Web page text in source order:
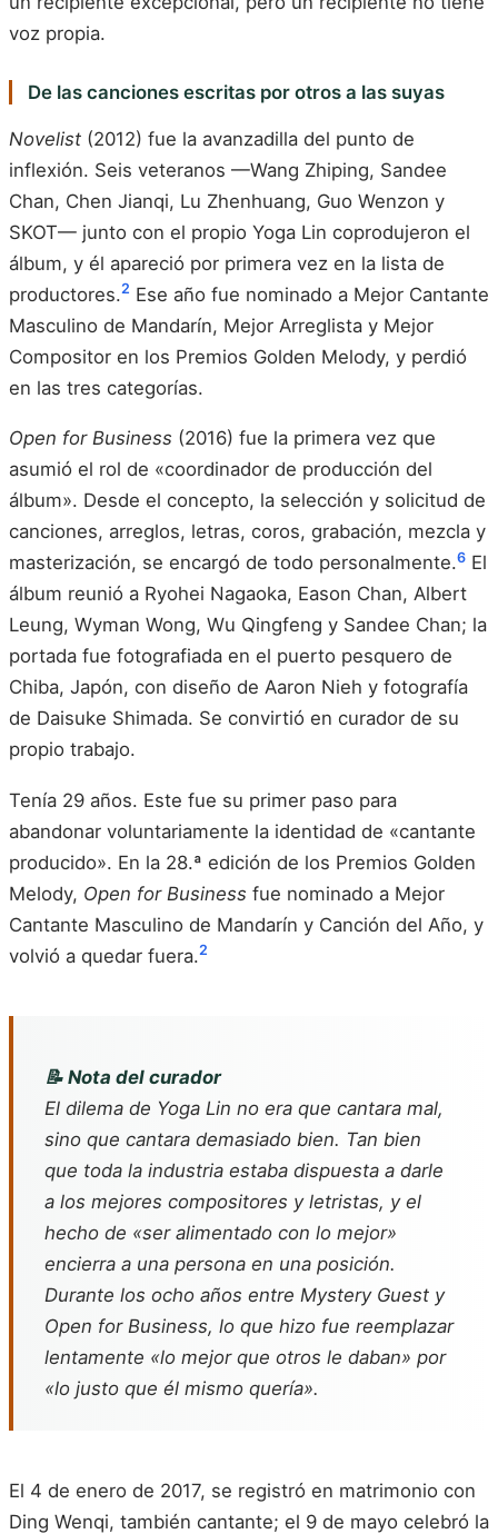
voz propia.
De las canciones escritas por otros a las suyas
Novelist (2012) fue la avanzadilla del punto de
inflexión. Seis veteranos —Wang Zhiping, Sandee
Chan, Chen Jianqi, Lu Zhenhuang, Guo Wenzon y
SKOT— junto con el propio Yoga Lin coprodujeron el
álbum, y él apareció por primera vez en la lista de
productores.2 Ese año fue nominado a Mejor Cantante
Masculino de Mandarín, Mejor Arreglista y Mejor
Compositor en los Premios Golden Melody, y perdió
en las tres categorías.
Open for Business (2016) fue la primera vez que
asumió el rol de «coordinador de producción del
álbum». Desde el concepto, la selección y solicitud de
canciones, arreglos, letras, coros, grabación, mezcla y
masterización, se encargó de todo personalmente.6 El
álbum reunió a Ryohei Nagaoka, Eason Chan, Albert
Leung, Wyman Wong, Wu Qingfeng y Sandee Chan; la
portada fue fotografiada en el puerto pesquero de
Chiba, Japón, con diseño de Aaron Nieh y fotografía
de Daisuke Shimada. Se convirtió en curador de su
propio trabajo.
Tenía 29 años. Este fue su primer paso para
abandonar voluntariamente la identidad de «cantante
producido». En la 28.ª edición de los Premios Golden
Melody, Open for Business fue nominado a Mejor
Cantante Masculino de Mandarín y Canción del Año, y
volvió a quedar fuera.2
📝 Nota del curador
El dilema de Yoga Lin no era que cantara mal,
sino que cantara demasiado bien. Tan bien
que toda la industria estaba dispuesta a darle
a los mejores compositores y letristas, y el
hecho de «ser alimentado con lo mejor»
encierra a una persona en una posición.
Durante los ocho años entre Mystery Guest y
Open for Business, lo que hizo fue reemplazar
lentamente «lo mejor que otros le daban» por
«lo justo que él mismo quería».
El 4 de enero de 2017, se registró en matrimonio con
Ding Wenqi, también cantante; el 9 de mayo celebró la